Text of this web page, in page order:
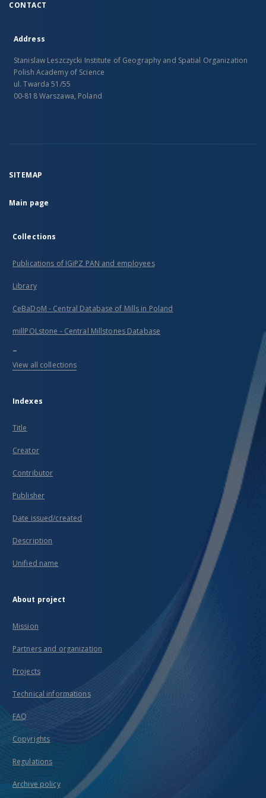
CONTACT
Address
Stanislaw Leszczycki Institute of Geography and Spatial Organization
Polish Academy of Science
ul. Twarda 51/55
00-818 Warszawa, Poland
SITEMAP
Main page
Collections
Publications of IGiPZ PAN and employees
Library
CeBaDoM - Central Database of Mills in Poland
millPOLstone - Central Millstones Database
...
View all collections
Indexes
Title
Creator
Contributor
Publisher
Date issued/created
Description
Unified name
About project
Mission
Partners and organization
Projects
Technical informations
FAQ
Copyrights
Regulations
Archive policy